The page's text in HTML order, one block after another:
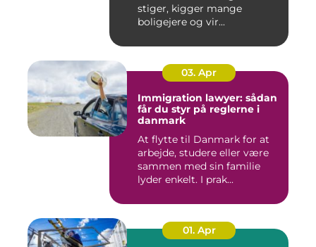
stiger, kigger mange
boligejere og vir...
03. Apr
Immigration lawyer: sådan
får du styr på reglerne i
danmark
At flytte til Danmark for at
arbejde, studere eller være
sammen med sin familie
lyder enkelt. I prak...
01. Apr